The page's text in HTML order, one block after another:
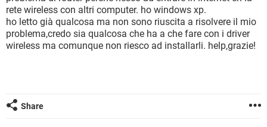
HARDWARE
INSTAGRAM WHATSAPP
TIKTOK FACEBOOK
HARDWARE
rete wireless con altri computer. ho windows xp.
ho letto già qualcosa ma non sono riuscita a risolvere il mio
problema,credo sia qualcosa che ha a che fare con i driver
wireless ma comunque non riesco ad installarli. help,grazie!
Share